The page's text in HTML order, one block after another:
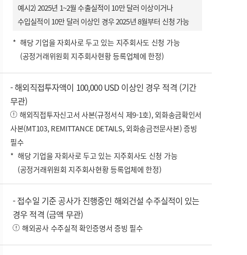
예시2) 2025년 1~2월 수출실적이 10만 달러 이상이거나
수입실적이 10만 달러 이상인 경우 2025년 8월부터 신청 가능
해당 기업을 자회사로 두고 있는 지주회사도 신청 가능
(공정거래위원회 지주회사현황 등록업체에 한정)
- 해외직접투자액이 100,000 USD 이상인 경우 적격 (기간
무관)
해외직접투자신고서 사본(규정서식 제9-1호), 외화송금확인서
사본(MT103, REMITTANCE DETAILS, 외화송금전문사본) 증빙
필수
해당 기업을 자회사로 두고 있는 지주회사도 신청 가능
(공정거래위원회 지주회사현황 등록업체에 한정)
- 접수일 기준 공사가 진행중인 해외건설 수주실적이 있는
경우 적격 (금액 무관)
해외공사 수주실적 확인증명서 증빙 필수